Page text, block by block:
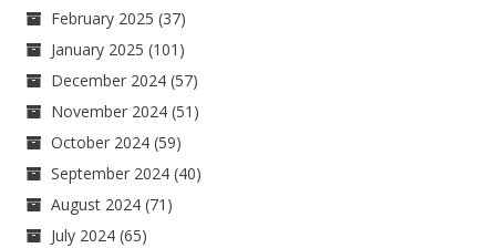
February 2025 (37)
January 2025 (101)
December 2024 (57)
November 2024 (51)
October 2024 (59)
September 2024 (40)
August 2024 (71)
July 2024 (65)